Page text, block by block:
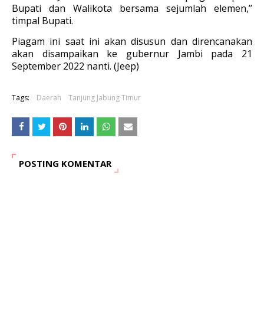
Bupati dan Walikota bersama sejumlah elemen,’’
timpal Bupati.
Piagam ini saat ini akan disusun dan direncanakan
akan disampaikan ke gubernur Jambi pada 21
September 2022 nanti. (Jeep)
Tags: Daerah Tanjung Jabung Timur
POSTING KOMENTAR